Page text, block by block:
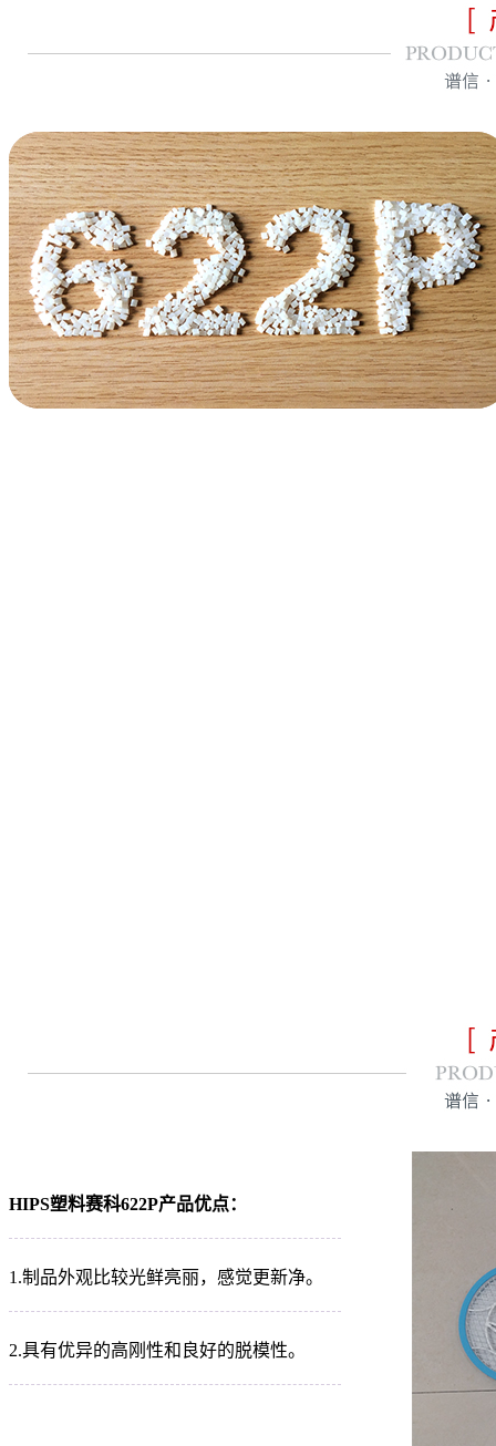
HIPS塑料赛科622P产品优点：
1.制品外观比较光鲜亮丽，感觉更新净。
2.具有优异的高刚性和良好的脱模性。